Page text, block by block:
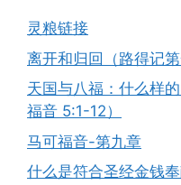
灵粮链接
离开和归回（路得记第
天国与八福：什么样
福音 5:1-12）
马可福音-第九章
什么是符合圣经金钱